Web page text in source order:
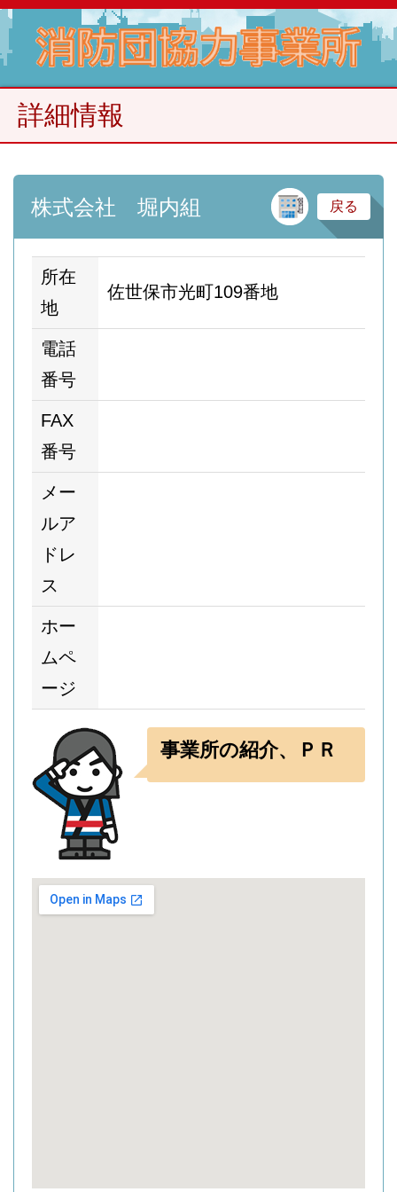
詳細情報
株式会社 堀内組 建
戻る
所在
地
佐世保市光町109番地
電話
番号
FAX
番号
メー
ルア
ドレ
ス
ホー
ムペ
ージ
事業所の紹介、ＰＲ